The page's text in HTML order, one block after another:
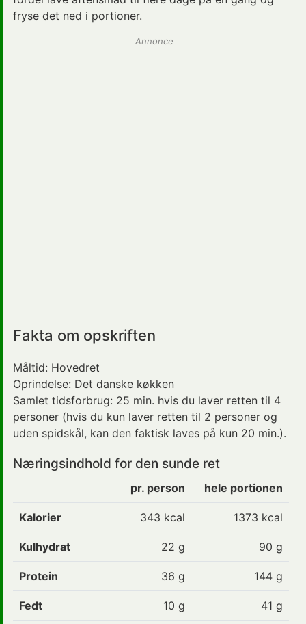
fryse det ned i portioner.
Annonce
Fakta om opskriften
Måltid: Hovedret
Oprindelse: Det danske køkken
Samlet tidsforbrug: 25 min. hvis du laver retten til 4
personer (hvis du kun laver retten til 2 personer og
uden spidskål, kan den faktisk laves på kun 20 min.).
Næringsindhold for den sunde ret
pr. person hele portionen
Kalorier 343 kcal 1373 kcal
Kulhydrat 22 g 90 g
Protein 36 g 144 g
Fedt 10 g 41 g